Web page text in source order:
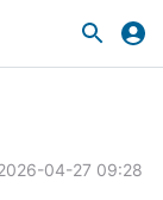
04-27 09:28